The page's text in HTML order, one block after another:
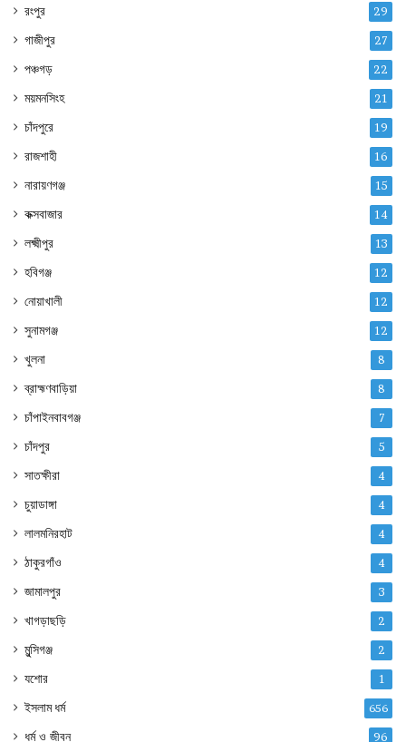
রংপুর 29
গাজীপুর 27
পঞ্চগড় 22
ময়মনসিংহ 21
চাঁদপুরে 19
রাজশাহী 16
নারায়ণগঞ্জ 15
কক্সবাজার 14
লক্ষ্মীপুর 13
হবিগঞ্জ 12
নোয়াখালী 12
সুনামগঞ্জ 12
খুলনা 8
ব্রাহ্মণবাড়িয়া 8
চাঁপাইনবাবগঞ্জ 7
চাঁদপুর 5
সাতক্ষীরা 4
চুয়াডাঙ্গা 4
লালমনিরহাট 4
ঠাকুরগাঁও 4
জামালপুর 3
খাগড়াছড়ি 2
মুন্সিগঞ্জ 2
যশোর 1
ইসলাম ধর্ম 656
ধর্ম ও জীবন 96